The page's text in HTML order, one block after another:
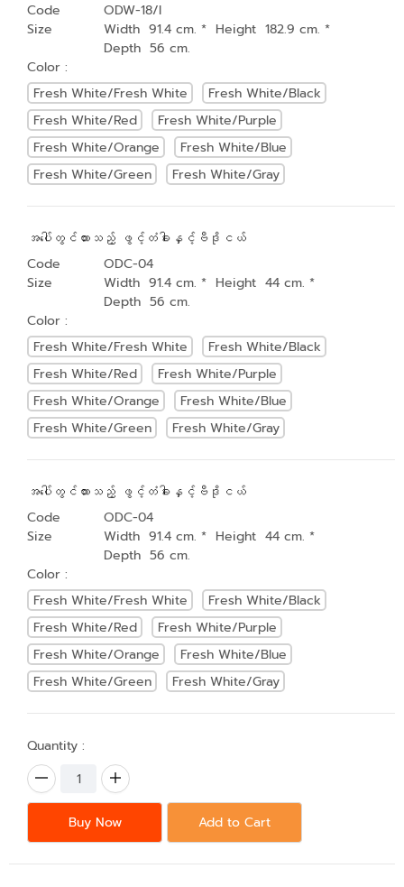
Code
ODW-18/I
Size
Width 91.4 cm. * Height 182.9 cm. *
Depth 56 cm.
Color :
Fresh White/Fresh White
Fresh White/Black
Fresh White/Red
Fresh White/Purple
Fresh White/Orange
Fresh White/Blue
Fresh White/Green
Fresh White/Gray
အပေါ်တွင်ထားသည့် ဖွင့်တံခါးနှင့်ဗီဒိုငယ်
Code
ODC-04
Size
Width 91.4 cm. * Height 44 cm. *
Depth 56 cm.
Color :
Fresh White/Fresh White
Fresh White/Black
Fresh White/Red
Fresh White/Purple
Fresh White/Orange
Fresh White/Blue
Fresh White/Green
Fresh White/Gray
အပေါ်တွင်ထားသည့် ဖွင့်တံခါးနှင့်ဗီဒိုငယ်
Code
ODC-04
Size
Width 91.4 cm. * Height 44 cm. *
Depth 56 cm.
Color :
Fresh White/Fresh White
Fresh White/Black
Fresh White/Red
Fresh White/Purple
Fresh White/Orange
Fresh White/Blue
Fresh White/Green
Fresh White/Gray
Quantity :
Buy Now Add to Cart